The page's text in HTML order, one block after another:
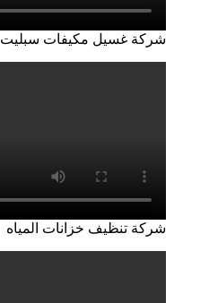
شركة غسيل مكيفات سبليت
شركة تنظيف خزانات المياه